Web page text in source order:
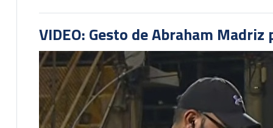
VIDEO: Gesto de Abraham